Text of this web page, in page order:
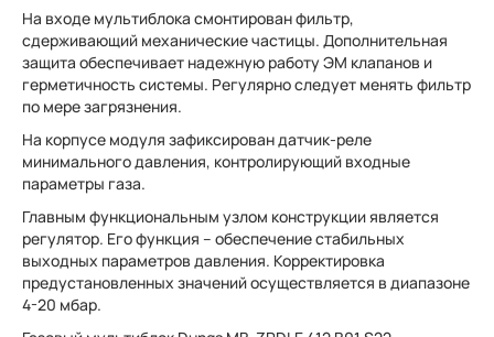
На входе мультиблока смонтирован фильтр,
сдерживающий механические частицы. Дополнительная
защита обеспечивает надежную работу ЭМ клапанов и
герметичность системы. Регулярно следует менять фильтр
по мере загрязнения.
На корпусе модуля зафиксирован датчик-реле
минимального давления, контролирующий входные
параметры газа.
Главным функциональным узлом конструкции является
регулятор. Его функция – обеспечение стабильных
выходных параметров давления. Корректировка
предустановленных значений осуществляется в диапазоне
4-20 мбар.